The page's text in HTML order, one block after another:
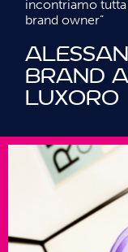
incontriamo tutta
brand owner”
Brand
Luxoro